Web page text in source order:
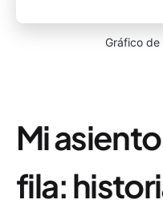
Gráfico de
Mi
fila: